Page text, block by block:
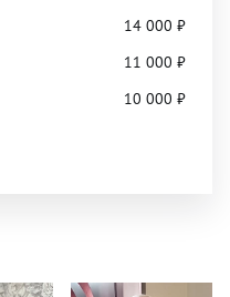
14 000 ₽
11 000 ₽
10 000 ₽